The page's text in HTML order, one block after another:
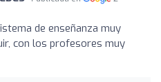
de enseñanza muy
con los profesores muy